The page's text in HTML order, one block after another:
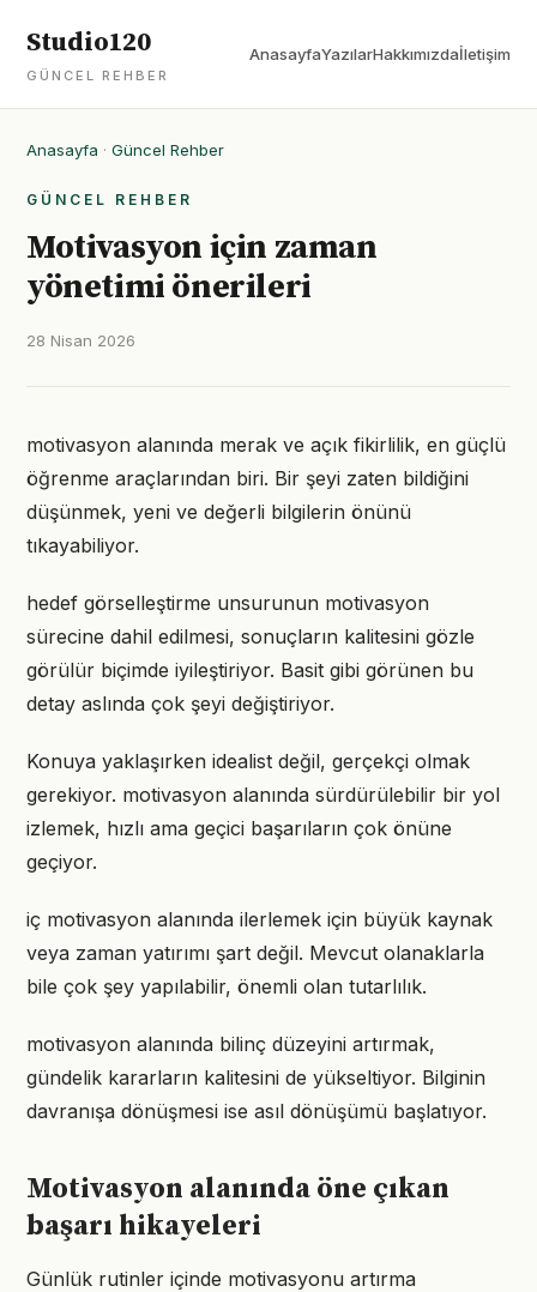
Studio120
GÜNCEL REHBER
AnasayfaYazılarHakkımızdaİletişim
Anasayfa · Güncel Rehber
GÜNCEL REHBER
Motivasyon için zaman
yönetimi önerileri
28 Nisan 2026
motivasyon alanında merak ve açık fikirlilik, en güçlü
öğrenme araçlarından biri. Bir şeyi zaten bildiğini
düşünmek, yeni ve değerli bilgilerin önünü
tıkayabiliyor.
hedef görselleştirme unsurunun motivasyon
sürecine dahil edilmesi, sonuçların kalitesini gözle
görülür biçimde iyileştiriyor. Basit gibi görünen bu
detay aslında çok şeyi değiştiriyor.
Konuya yaklaşırken idealist değil, gerçekçi olmak
gerekiyor. motivasyon alanında sürdürülebilir bir yol
izlemek, hızlı ama geçici başarıların çok önüne
geçiyor.
iç motivasyon alanında ilerlemek için büyük kaynak
veya zaman yatırımı şart değil. Mevcut olanaklarla
bile çok şey yapılabilir, önemli olan tutarlılık.
motivasyon alanında bilinç düzeyini artırmak,
gündelik kararların kalitesini de yükseltiyor. Bilginin
davranışa dönüşmesi ise asıl dönüşümü başlatıyor.
Motivasyon alanında öne çıkan
başarı hikayeleri
Günlük rutinler içinde motivasyonu artırma